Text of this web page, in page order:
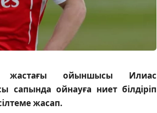
ойыншысы Илиас
сапында ойнауға ниет білдіріп
жасап.